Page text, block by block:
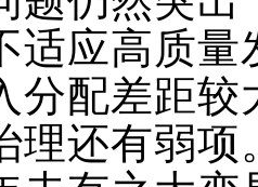
适应高质
分配差距较
理还有弱项